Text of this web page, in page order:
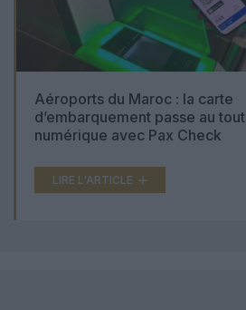
Aéroports du Maroc : la carte
d’embarquement passe au tout
numérique avec Pax Check
LIRE L'ARTICLE